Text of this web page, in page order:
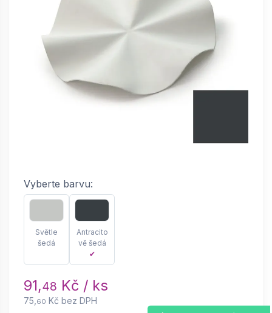
Vyberte barvu:
Světle
šedá
Antracito
vě šedá
✔
91,48 Kč / ks
75, 60 Kč bez DPH